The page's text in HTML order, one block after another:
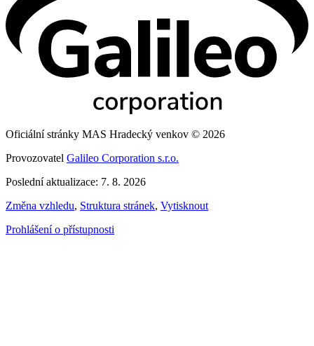
Oficiální stránky MAS Hradecký venkov © 2026
Provozovatel Galileo Corporation s.r.o.
Poslední aktualizace: 7. 8. 2026
Změna vzhledu, Struktura stránek, Vytisknout
Prohlášení o přístupnosti